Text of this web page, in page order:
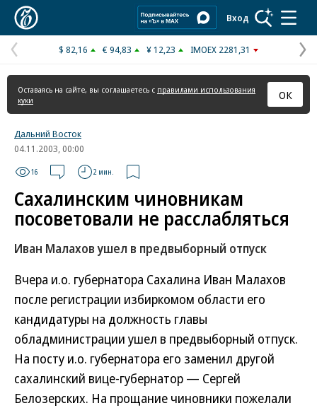
Вход
Предыдущая
страница
$ 82,16 € 94,83 ¥ 12,23 IMOEX 2281,31
Оставаясь на сайте, вы соглашаетесь с правилами использования
куки
ОК
Дальний Восток
04.11.2003, 00:00
16 2 мин.
Сахалинским чиновникам
посоветовали не расслабляться
Иван Малахов ушел в предвыборный отпуск
Вчера и.о. губернатора Сахалина Иван Малахов
после регистрации избиркомом области его
кандидатуры на должность главы
обладминистрации ушел в предвыборный отпуск.
На посту и.о. губернатора его заменил другой
сахалинский вице-губернатор — Сергей
Белозерских. На прощание чиновники пожелали